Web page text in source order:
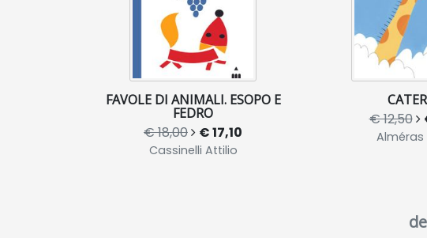
FAVOLE DI ANIMALI. ESOPO E
FEDRO
€ 18,00 € 17,10
Cassinelli Attilio
€ 12,50
Alméras